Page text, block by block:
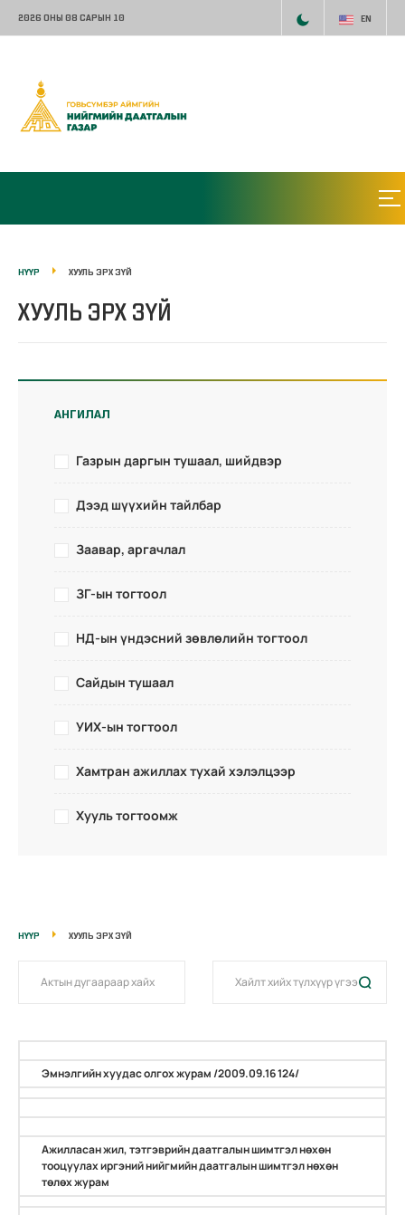
2026 ОНЫ 08 САРЫН 10 EN
НҮҮР ХУУЛЬ ЭРХ ЗҮЙ
ХУУЛЬ ЭРХ ЗҮЙ
АНГИЛАЛ
Газрын даргын тушаал, шийдвэр
Дээд шүүхийн тайлбар
Заавар, аргачлал
ЗГ-ын тогтоол
НД-ын үндэсний зөвлөлийн тогтоол
Сайдын тушаал
УИХ-ын тогтоол
Хамтран ажиллах тухай хэлэлцээр
Хууль тогтоомж
НҮҮР ХУУЛЬ ЭРХ ЗҮЙ
Эмнэлгийн хуудас олгох журам /2009.09.16 124/
Ажилласан жил, тэтгэврийн даатгалын шимтгэл нөхөн
тооцуулах иргэний нийгмийн даатгалын шимтгэл нөхөн
төлөх журам